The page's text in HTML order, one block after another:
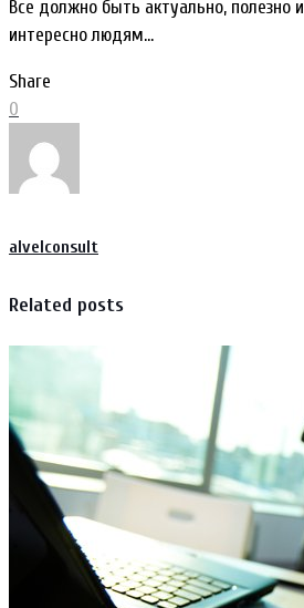
Все должно быть актуально, полезно и
интересно людям…
Share
0
alvelconsult
Related posts